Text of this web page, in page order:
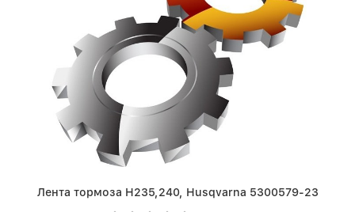
Лента тормоза H235,240, Husqvarna 5300579-23